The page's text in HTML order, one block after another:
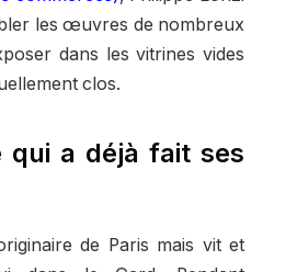
les œuvres de nombreux
dans les vitrines vides
clos.
qui a déjà fait ses
de Paris mais vit et